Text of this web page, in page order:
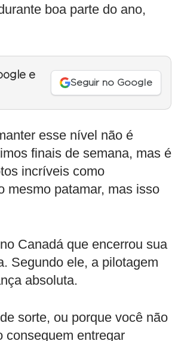
boa parte do ano,
e
Seguir no Google
esse nível não é
finais de semana, mas é
incríveis como
mesmo patamar, mas isso
Canadá que encerrou sua
Segundo ele, a pilotagem
absoluta.
sorte, ou porque você não
conseguem entregar